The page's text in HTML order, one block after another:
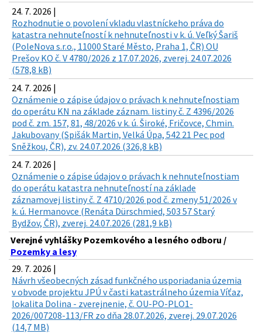
24. 7. 2026 |
Rozhodnutie o povolení vkladu vlastníckeho práva do
katastra nehnuteľností k nehnuteľnosti v k. ú. Veľký Šariš
(PoleNova s.r.o., 11000 Staré Město, Praha 1, ČR) OU
Prešov KO č. V 4780/2026 z 17.07.2026, zverej. 24.07.2026
(578,8 kB)
24. 7. 2026 |
Oznámenie o zápise údajov o právach k nehnuteľnostiam
do operátu KN na základe záznam. listiny č. Z 4396/2026
pod č. zm. 157, 81, 48/2026 v k. ú. Široké, Fričovce, Chmin.
Jakubovany (Spišák Martin, Velká Úpa, 542 21 Pec pod
Sněžkou, ČR), zv. 24.07.2026 (326,8 kB)
24. 7. 2026 |
Oznámenie o zápise údajov o právach k nehnuteľnostiam
do operátu katastra nehnuteľností na základe
záznamovej listiny č. Z 4710/2026 pod č. zmeny 51/2026 v
k. ú. Hermanovce (Renáta Dürschmied, 503 57 Starý
Bydžov, ČR), zverej. 24.07.2026 (281,9 kB)
Verejné vyhlášky Pozemkového a lesného odboru /
Pozemky a lesy
29. 7. 2026 |
Návrh všeobecných zásad funkčného usporiadania územia
v obvode projektu JPÚ v časti katastrálneho územia Víťaz,
lokalita Dolina - zverejnenie, č. OU-PO-PLO1-
2026/007208-113/FR zo dňa 28.07.2026, zverej. 29.07.2026
(14,7 MB)